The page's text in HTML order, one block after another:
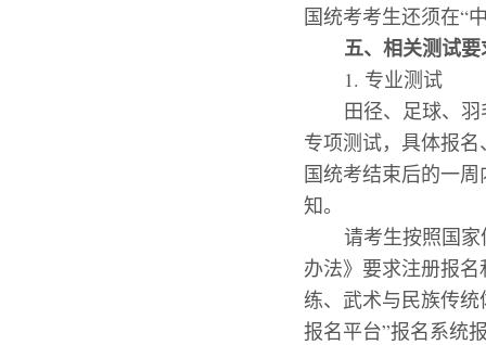
国统考考生还须在“
五、相关测试
1. 专业测试
田径、 足球、
专项测试，具体报
国统考结束后的一周
知。
请考生按照国
办法》要求注册报
练、武术与民族传
报名平台”报名系统